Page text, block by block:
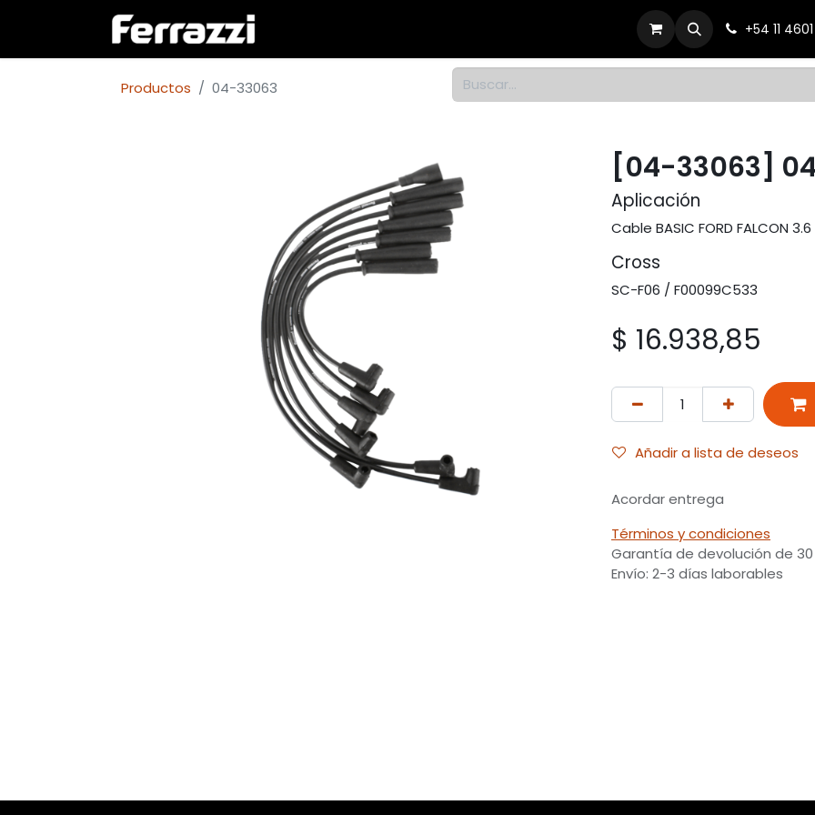
Contacto +54 11 4601
Productos 04-33063
[04-33063]
Aplicación
Cable BASIC FORD FALCON
Cross
SC-F06 / F00099C533
$ 16.938,85
Añadir a lista de deseos
Acordar entrega
Términos y condiciones
Garantía de devolución de
Envío: 2-3 días laborables